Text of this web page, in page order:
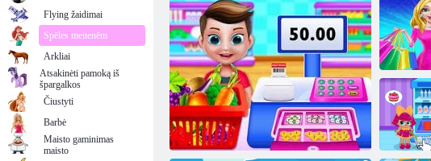
Flying žaidimai
Spēles meitenēm
Arkliai
Atsakinėti pamoką iš
špargalkos
Čiustyti
Barbė
Maisto gaminimas
maisto